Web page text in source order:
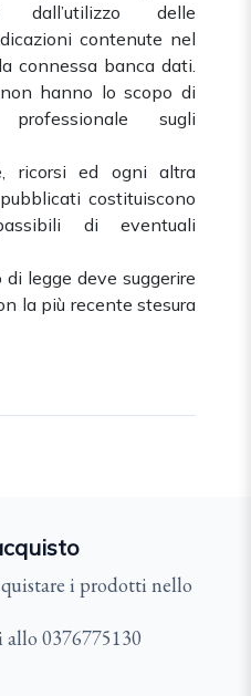
dall’utilizzo delle
contenute nel
connessa banca dati.
hanno lo scopo di
sugli
ricorsi ed ogni altra
costituiscono
di eventuali
legge deve suggerire
la più recente stesura
i prodotti nello
0376775130